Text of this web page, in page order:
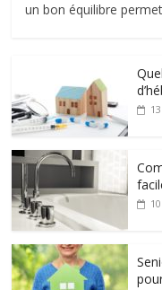
un bon équilibre